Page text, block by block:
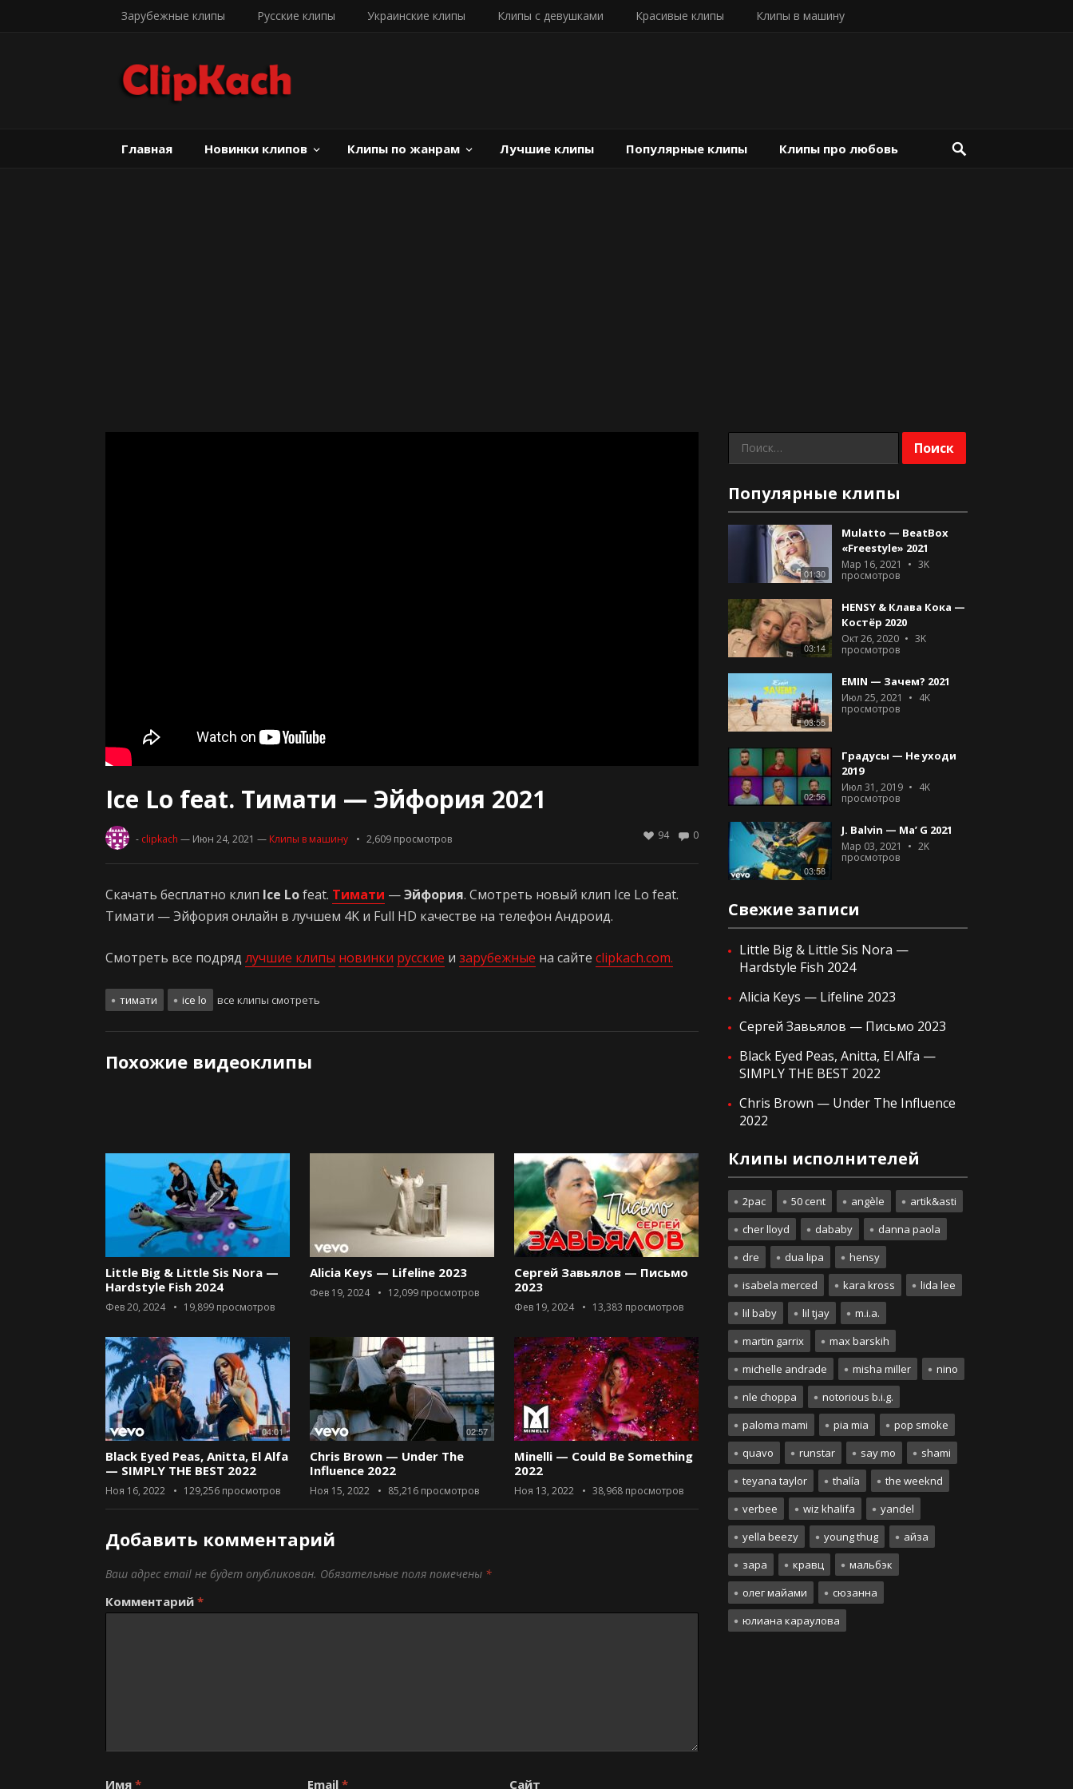
Зарубежные клипы Русские клипы Украинские клипы Клипы с девушками Красивые клипы Клипы в машину
Главная Новинки клипов Клипы по жанрам Лучшие клипы Популярные клипы Клипы про любовь
Ice Lo feat. Тимати — Эйфория 2021
- clipkach — Июн 24, 2021 — Клипы в машину 2,609 просмотров 0
94
Скачать бесплатно клип Ice Lofeat. Тимати —Эйфория. Смотреть новый клип Ice Lo feat.
Тимати — Эйфория онлайн в лучшем 4K и Full HD качестве на телефон Андроид.
Смотреть все подряд лучшие клипы новинки русские и зарубежные на сайте clipkach.com.
тимати ice lo все клипы смотреть
Похожие видеоклипы
Little Big & Little Sis Nora —
Hardstyle Fish 2024
Фев 20, 2024 19,899 просмотров
Alicia Keys — Lifeline 2023
Фев 19, 2024 12,099 просмотров
Сергей Завьялов — Письмо
2023
Фев 19, 2024 13,383 просмотров
04:01
Black Eyed Peas, Anitta, El Alfa
— SIMPLY THE BEST 2022
Ноя 16, 2022 129,256 просмотров
02:57
Chris Brown — Under The
Influence 2022
Ноя 15, 2022 85,216 просмотров
Minelli — Could Be Something
2022
Ноя 13, 2022 38,968 просмотров
Добавить комментарий
Ваш адрес email не будет опубликован. Обязательные поля помечены *
Комментарий *
Имя * Email * Сайт
Найти:
Популярные клипы
01:30
Mulatto — BeatBox
«Freestyle» 2021
Мар 16, 2021
3K
просмотров
03:14
HENSY & Клава Кока —
Костёр 2020
Окт 26, 2020
3K
просмотров
03:55
EMIN — Зачем? 2021
Июл 25, 2021
4K
просмотров
02:56
Градусы — Не уходи
2019
Июл 31, 2019
4K
просмотров
03:58
J. Balvin — Ma’ G 2021
Мар 03, 2021
2K
просмотров
Свежие записи
Little Big & Little Sis Nora —
Hardstyle Fish 2024
Alicia Keys — Lifeline 2023
Сергей Завьялов — Письмо 2023
Black Eyed Peas, Anitta, El Alfa —
SIMPLY THE BEST 2022
Chris Brown — Under The Influence
2022
Клипы исполнителей
2pac 50 cent angèle
artik&asti
cher lloyd
dababy
danna paola
dre
dua lipa
hensy
isabela merced
kara kross
lida lee
lil baby
lil tjay
m.i.a.
martin garrix
max barskih
michelle andrade
misha miller
nino
nle choppa
notorious b.i.g.
paloma mami
pia mia
pop smoke
quavo
runstar say mo
shami
teyana taylor
thalía
the weeknd
verbee
wiz khalifa
yandel
yella beezy
young thug
айза
зара
кравц
мальбэк
олег майами
сюзанна
юлиана караулова